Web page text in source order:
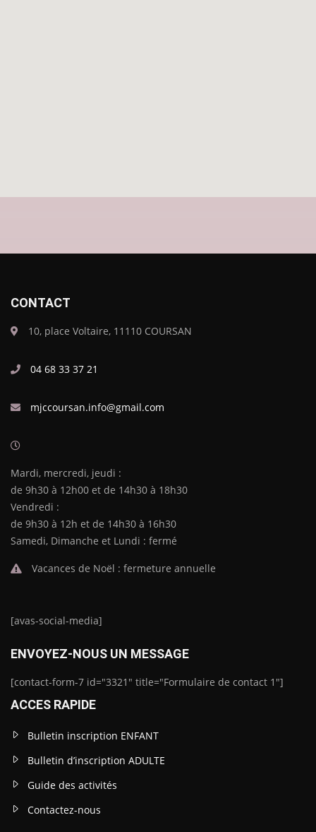
CONTACT
10, place Voltaire, 11110 COURSAN
04 68 33 37 21
mjccoursan.info@gmail.com
Mardi, mercredi, jeudi :
de 9h30 à 12h00 et de 14h30 à 18h30
Vendredi :
de 9h30 à 12h et de 14h30 à 16h30
Samedi, Dimanche et Lundi : fermé
Vacances de Noël : fermeture annuelle
[avas-social-media]
ENVOYEZ-NOUS UN MESSAGE
[contact-form-7 id="3321" title="Formulaire de contact 1"]
ACCES RAPIDE
Bulletin inscription ENFANT
Bulletin d’inscription ADULTE
Guide des activités
Contactez-nous